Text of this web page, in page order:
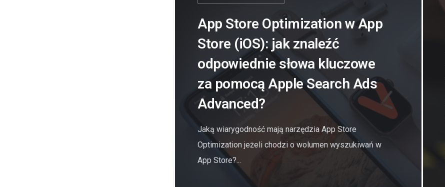
App Store Optimization w App
Store (iOS): jak znaleźć
odpowiednie słowa kluczowe
za pomocą Apple Search Ads
Advanced?
Jaką wiarygodność mają narzędzia App Store
Optimization jeżeli chodzi o wolumen wyszukiwań w
App Store?...